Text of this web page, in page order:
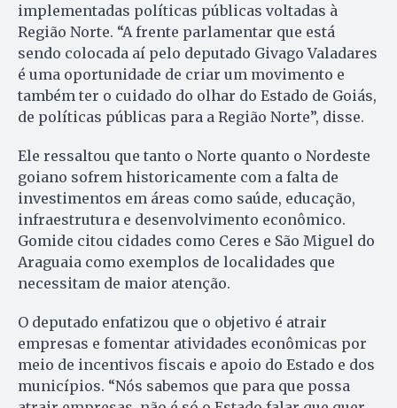
implementadas políticas públicas voltadas à
Região Norte. “A frente parlamentar que está
sendo colocada aí pelo deputado Givago Valadares
é uma oportunidade de criar um movimento e
também ter o cuidado do olhar do Estado de Goiás,
de políticas públicas para a Região Norte”, disse.
Ele ressaltou que tanto o Norte quanto o Nordeste
goiano sofrem historicamente com a falta de
investimentos em áreas como saúde, educação,
infraestrutura e desenvolvimento econômico.
Gomide citou cidades como Ceres e São Miguel do
Araguaia como exemplos de localidades que
necessitam de maior atenção.
O deputado enfatizou que o objetivo é atrair
empresas e fomentar atividades econômicas por
meio de incentivos fiscais e apoio do Estado e dos
municípios. “Nós sabemos que para que possa